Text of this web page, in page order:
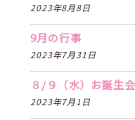
2023年8月8日
9月の行事
2023年7月31日
８/９（水）お誕生
2023年7月1日